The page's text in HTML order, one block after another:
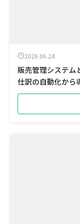
2026.06.24
販売管理システ
仕訳の自動化から